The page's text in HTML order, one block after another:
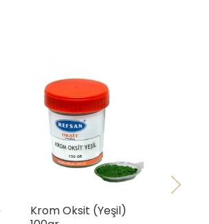
Krom Oksit (Yeşil)